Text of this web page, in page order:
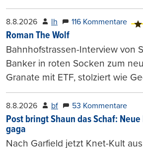
8.8.2026 lh 116 Kommentare
Roman The Wolf
Bahnhofstrassen-Interview von
Banker in roten Socken zum
Granate mit ETF, stolziert wie
8.8.2026 bf 53 Kommentare
Post bringt Shaun das Schaf:
gaga
Nach Garfield jetzt Knet-Kult